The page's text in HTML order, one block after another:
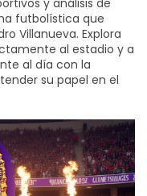
y análisis de
futbolística que
Villanueva. Explora
al estadio y a
al día con la
su papel en el